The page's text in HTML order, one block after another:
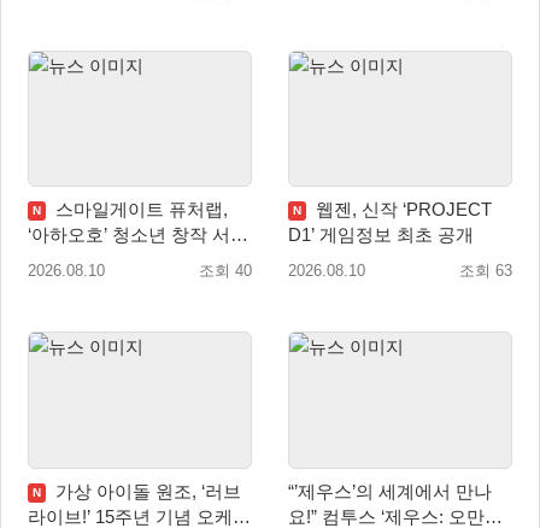
N
스마일게이트 퓨처랩,
‘아하오호’ 청소년 창작 서포
터즈 ‘아크크’ 1기 발족
2026.08.10 조회 40
N
웹젠, 신작 ‘PROJECT
D1’ 게임정보 최초 공개
2026.08.10 조회 63
N
가상 아이돌 원조, ‘러브
라이브!’ 15주년 기념 오케스
“’제우스’의 세계에서 만나
요!” 컴투스 ‘제우스: 오만의